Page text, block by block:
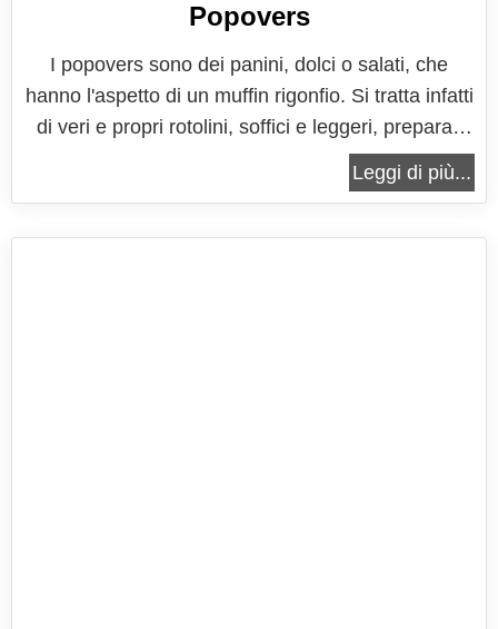
Popovers
I popovers sono dei panini, dolci o salati, che
hanno l'aspetto di un muffin rigonfio. Si tratta infatti
di veri e propri rotolini, soffici e leggeri, preparati
con una pastella densa, simile a quelle delle
crepes. La pastella cuocendosi si alza lungo le
Leggi di più...